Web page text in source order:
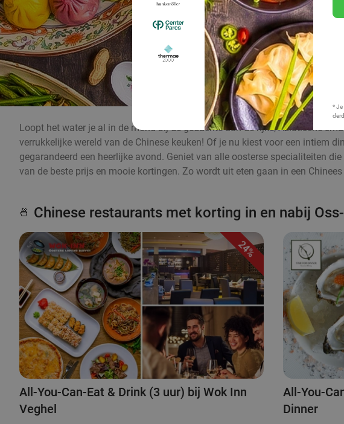
* Je
Loopt het water je al in de mond bij de gedachte aan de rijke, Aziatische
verrukkelijke wereld van de Chinese keuken! Of je nu kiest voor een intiem
gegarandeerd een heerlijke avond. Geniet van alle oosterse specialiteiten
van de beste prijs en mooie kortingen. Zo wordt uit eten gaan in een
🍜 Chinese restaurants met korting in en nabij
24%
All-You-Can-Eat & Drink (3 uur) bij Wok Inn
Veghel
All-You-
Dinner